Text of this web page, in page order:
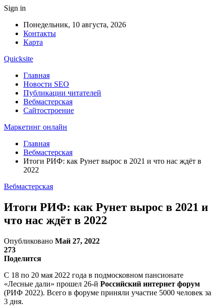
Sign in
Понедельник, 10 августа, 2026
Контакты
Карта
Quicksite
Главная
Новости SEO
Публикации читателей
Вебмастерская
Сайтостроение
Маркетинг онлайн
Главная
Вебмастерская
Итоги РИФ: как Рунет вырос в 2021 и что нас ждёт в
2022
Вебмастерская
Итоги РИФ: как Рунет вырос в 2021 и
что нас ждёт в 2022
Опубликовано Май 27, 2022
273
Поделится
С 18 по 20 мая 2022 года в подмосковном пансионате
«Лесные дали» прошел 26-й Российский интернет форум
(РИФ 2022). Всего в форуме приняли участие 5000 человек за
3 дня.